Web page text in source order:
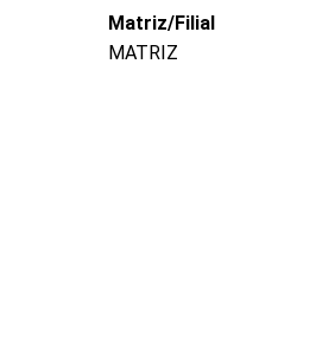
Matriz/Filial
MATRIZ